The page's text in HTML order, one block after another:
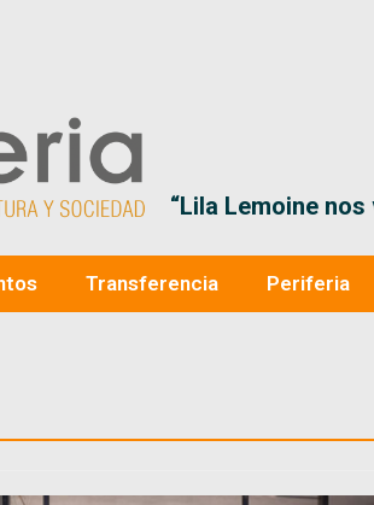
“Lila Lemoine
Transferencia Periferia